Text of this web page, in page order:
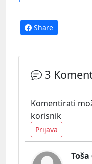
Share
3
Komentirati
korisnik
Prijava
Toša